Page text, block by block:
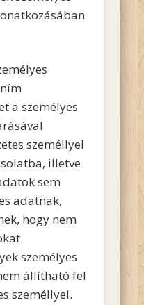
a személyes
személlyel
illetve
sem
adatnak,
hogy nem
személyes
állítható fel
személlyel.